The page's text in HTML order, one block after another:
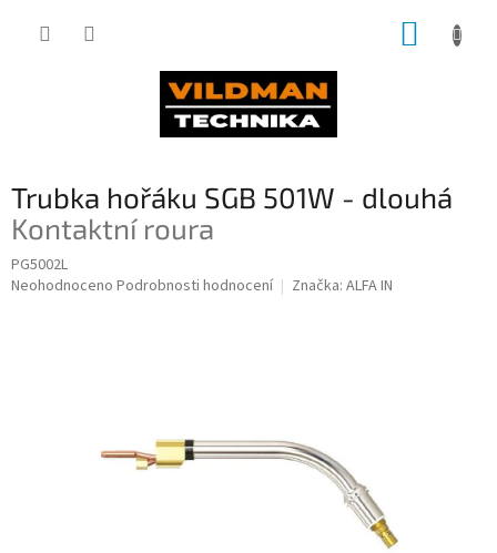
Trubka hořáku SGB 501W - dlouhá
Kontaktní roura
PG5002L
Průměrné
Neohodnoceno Podrobnosti hodnocení Značka: ALFA IN